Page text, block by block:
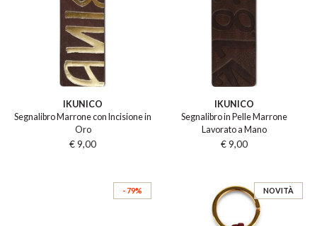
IKUNICO
Segnalibro Marrone con Incisione in
Oro
€ 9,00
IKUNICO
Segnalibro in Pelle Marrone
Lavorato a Mano
€ 9,00
- 79% NOVITÀ